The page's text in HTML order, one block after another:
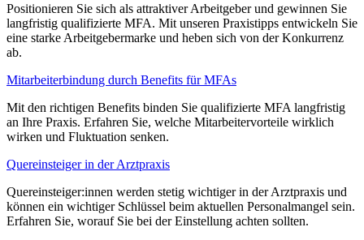
Positionieren Sie sich als attraktiver Arbeitgeber und gewinnen Sie
langfristig qualifizierte MFA. Mit unseren Praxistipps entwickeln Sie
eine starke Arbeitgebermarke und heben sich von der Konkurrenz
ab.
Mitarbeiterbindung durch Benefits für MFAs
Mit den richtigen Benefits binden Sie qualifizierte MFA langfristig
an Ihre Praxis. Erfahren Sie, welche Mitarbeitervorteile wirklich
wirken und Fluktuation senken.
Quereinsteiger in der Arztpraxis
Quereinsteiger:innen werden stetig wichtiger in der Arztpraxis und
können ein wichtiger Schlüssel beim aktuellen Personalmangel sein.
Erfahren Sie, worauf Sie bei der Einstellung achten sollten.